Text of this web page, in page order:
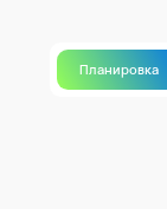
Планировка